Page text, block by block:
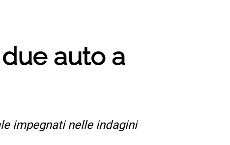
auto a
impegnati nelle indagini